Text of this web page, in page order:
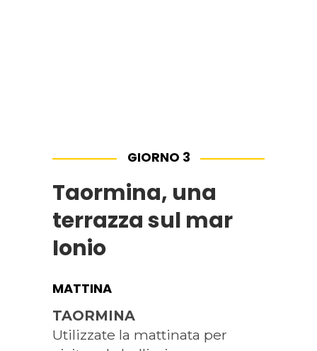
GIORNO 3
Taormina, una
terrazza sul mar
Ionio
MATTINA
TAORMINA
Utilizzate la mattinata per